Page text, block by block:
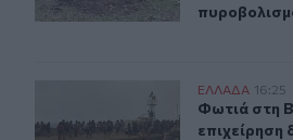
Φωτιά στη Βοιωτία: ΗΕΛΛAΔΑ 16:25
Φωτιά στη
Φωτιά στη
επιχείρηση